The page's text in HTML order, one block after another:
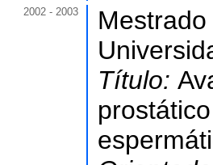
2002 - 2003
Título: